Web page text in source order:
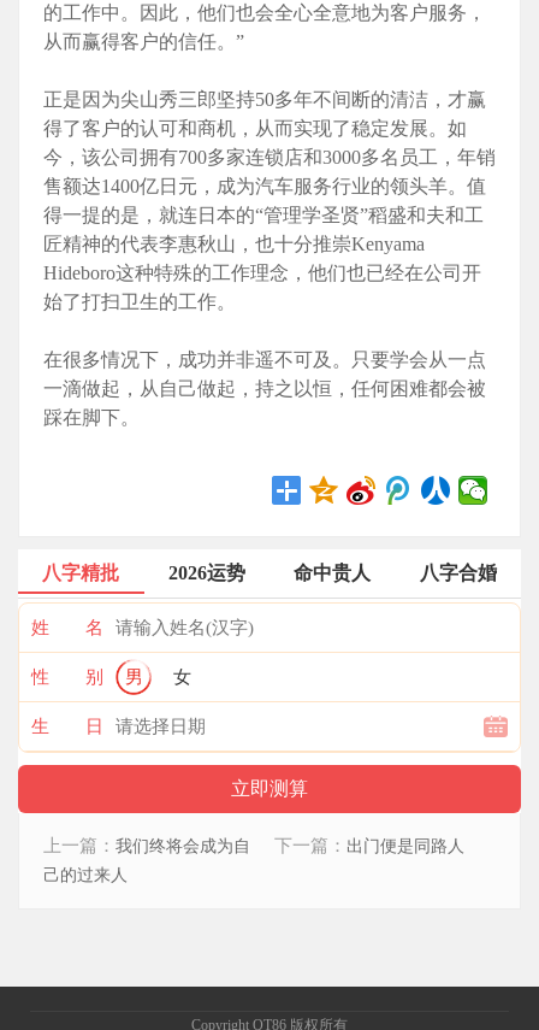
的工作中。因此，他们也会全心全意地为客户服务，
从而赢得客户的信任。”
正是因为尖山秀三郎坚持50多年不间断的清洁，才赢
得了客户的认可和商机，从而实现了稳定发展。如
今，该公司拥有700多家连锁店和3000多名员工，年销
售额达1400亿日元，成为汽车服务行业的领头羊。值
得一提的是，就连日本的“管理学圣贤”稻盛和夫和工
匠精神的代表李惠秋山，也十分推崇Kenyama
Hideboro这种特殊的工作理念，他们也已经在公司开
始了打扫卫生的工作。
在很多情况下，成功并非遥不可及。只要学会从一点
一滴做起，从自己做起，持之以恒，任何困难都会被
踩在脚下。
八字精批 2026运势 命中贵人 八字合婚
姓 名
性 别 男 女
生 日
上一篇： 我们终将会成为自
己的过来人
下一篇： 出门便是同路人
Copyright QT86 版权所有